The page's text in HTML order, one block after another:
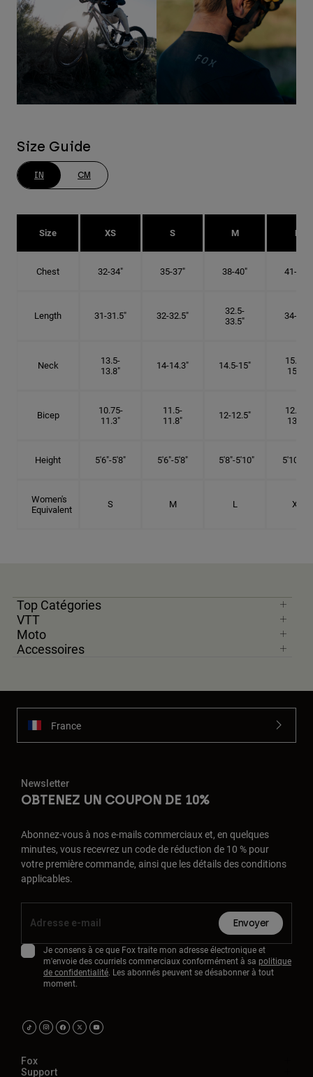
Size Guide
IN CM
Size XS S M L
Chest 32-34" 35-37" 38-40" 41-43"
Length 31-31.5" 32-32.5"
32.5-
33.5"
34-35"
Neck
13.5-
13.8"
14-14.3" 14.5-15"
15.25-
15.5"
Bicep
10.75-
11.3"
11.5-
11.8"
12-12.5"
12.75-
13.3"
Height 5'6"-5'8" 5'6"-5'8" 5'8"-5'10" 5'10"- 6'
Women's
Equivalent
S M L XL
Top Catégories
VTT
Moto
Accessoires
France
Newsletter
OBTENEZ UN COUPON DE 10%
Abonnez-vous à nos e-mails commerciaux et, en quelques
minutes, vous recevrez un code de réduction de 10 % pour
votre première commande, ainsi que les détails des conditions
applicables.
Envoyer
Je consens à ce que Fox traite mon adresse électronique et
m'envoie des courriels commerciaux conformément à sa politique
de confidentialité. Les abonnés peuvent se désabonner à tout
moment.
Fox
Support